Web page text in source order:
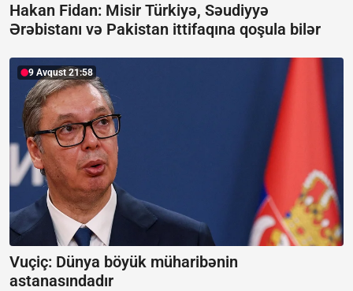
Hakan Fidan: Misir Türkiyə, Səudiyyə
Ərəbistanı və Pakistan ittifaqına qoşula bilər
9 Avqust 21:58
Vuçiç: Dünya böyük müharibənin
astanasındadır